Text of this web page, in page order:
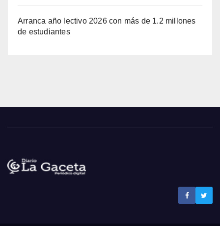
Arranca año lectivo 2026 con más de 1.2 millones
de estudiantes